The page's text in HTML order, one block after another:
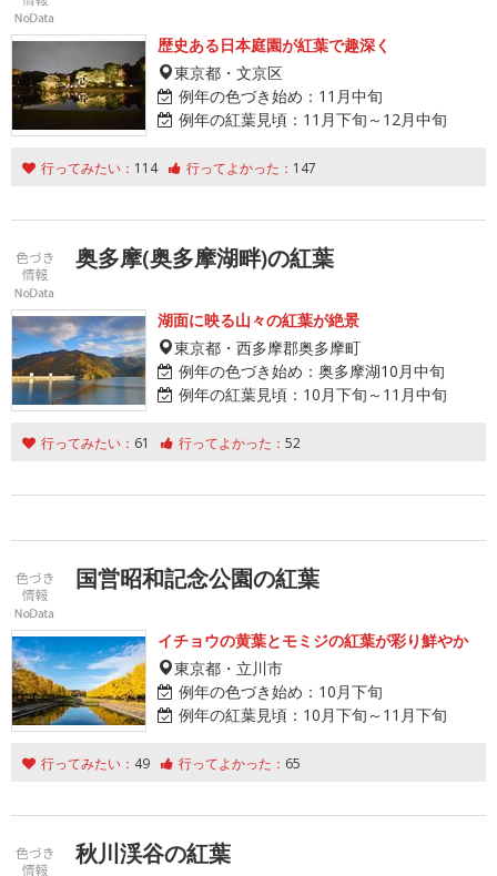
歴史ある日本庭園が紅葉で趣深く
東京都・文京区
例年の色づき始め： 11月中旬
例年の紅葉見頃： 11月下旬～12月中旬
行ってみたい： 114 行ってよかった： 147
奥多摩(奥多摩湖畔)の紅葉
湖面に映る山々の紅葉が絶景
東京都・西多摩郡奥多摩町
例年の色づき始め： 奥多摩湖10月中旬
例年の紅葉見頃： 10月下旬～11月中旬
行ってみたい： 61 行ってよかった： 52
国営昭和記念公園の紅葉
イチョウの黄葉とモミジの紅葉が彩り鮮やか
東京都・立川市
例年の色づき始め： 10月下旬
例年の紅葉見頃： 10月下旬～11月下旬
行ってみたい： 49 行ってよかった： 65
秋川渓谷の紅葉